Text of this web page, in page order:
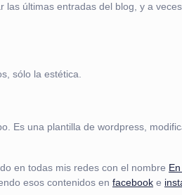
últimas entradas del blog, y a
sólo la estética.
Es una plantilla de wordpress,
en todas mis redes con el nombre
esos contenidos en facebook e